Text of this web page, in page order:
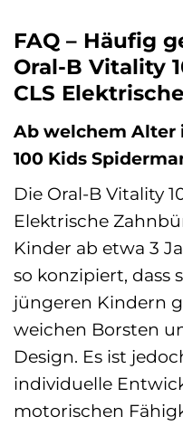
FAQ – Häufig
Oral-B Vitality
CLS
Ab welchem Alter
100 Kids
Die Oral-B Vitality
Elektrische
Kinder ab etwa 3
so konzipiert, dass
jüngeren Kindern
weichen Borsten
Design. Es ist
individuelle
motorischen